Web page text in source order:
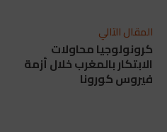
المقال التالي
كرونولوجيا محاولات
الابتكار بالمغرب خلال أزمة
فيروس كورونا